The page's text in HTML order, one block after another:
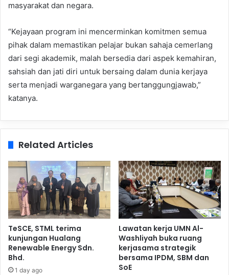
masyarakat dan negara.
“Kejayaan program ini mencerminkan komitmen semua
pihak dalam memastikan pelajar bukan sahaja cemerlang
dari segi akademik, malah bersedia dari aspek kemahiran,
sahsiah dan jati diri untuk bersaing dalam dunia kerjaya
serta menjadi warganegara yang bertanggungjawab,”
katanya.
Related Articles
TeSCE, STML terima
kunjungan Hualang
Renewable Energy Sdn.
Bhd.
1 day ago
Lawatan kerja UMN Al-
Washliyah buka ruang
kerjasama strategik
bersama IPDM, SBM dan
SoE